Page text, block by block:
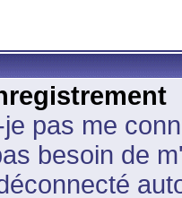
pas me
besoin de